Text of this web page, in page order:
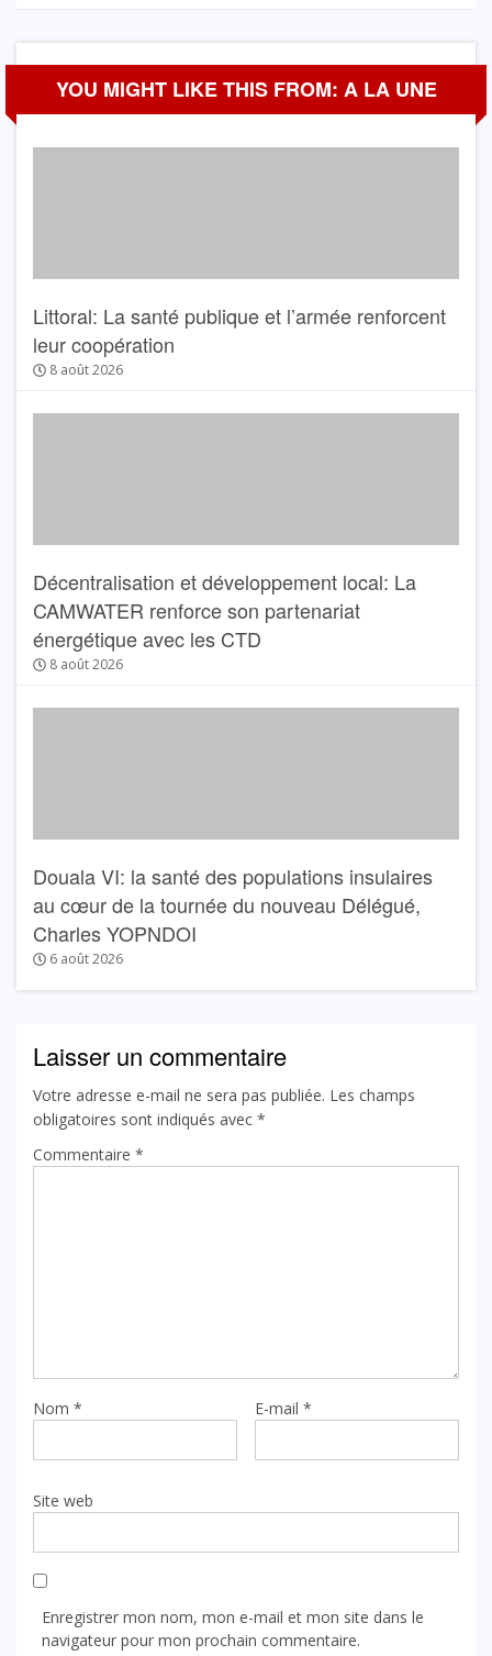
YOU MIGHT LIKE THIS FROM: A LA UNE
Littoral: La santé publique et l’armée renforcent
leur coopération
8 août 2026
Décentralisation et développement local: La
CAMWATER renforce son partenariat
énergétique avec les CTD
8 août 2026
Douala VI: la santé des populations insulaires
au cœur de la tournée du nouveau Délégué,
Charles YOPNDOI
6 août 2026
Laisser un commentaire
Votre adresse e-mail ne sera pas publiée. Les champs
obligatoires sont indiqués avec *
Commentaire *
Nom * E-mail *
Site web
Enregistrer mon nom, mon e-mail et mon site dans le
navigateur pour mon prochain commentaire.